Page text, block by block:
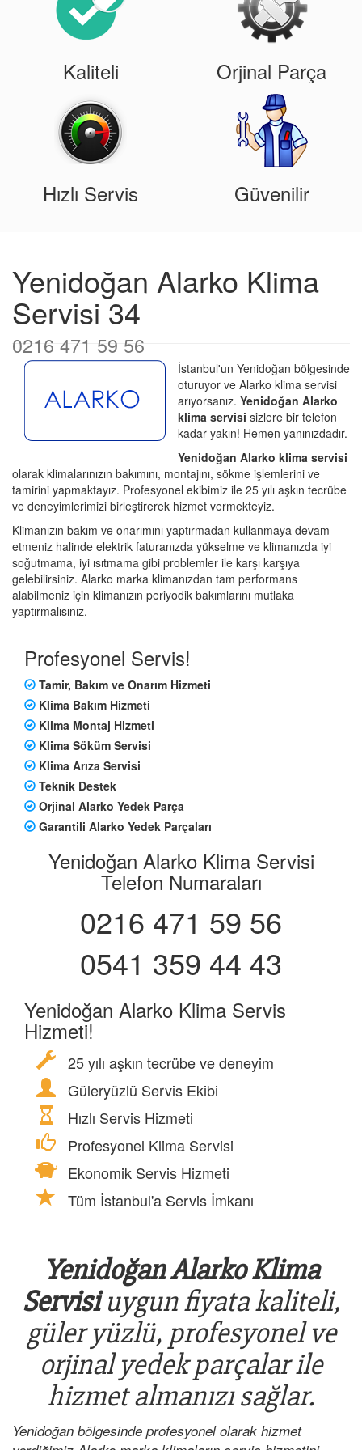
Kaliteli Orjinal Parça
Hızlı Servis Güvenilir
Yenidoğan Alarko Klima
Servisi 34
0216 471 59 56
İstanbul'un Yenidoğan bölgesinde
oturuyor ve Alarko klima servisi
arıyorsanız. Yenidoğan Alarko
klima servisi sizlere bir telefon
kadar yakın! Hemen yanınızdadır.
Yenidoğan Alarko klima servisi
olarak klimalarınızın bakımını, montajını, sökme işlemlerini ve
tamirini yapmaktayız. Profesyonel ekibimiz ile 25 yılı aşkın tecrübe
ve deneyimlerimizi birleştirerek hizmet vermekteyiz.
Klimanızın bakım ve onarımını yaptırmadan kullanmaya devam
etmeniz halinde elektrik faturanızda yükselme ve klimanızda iyi
soğutmama, iyi ısıtmama gibi problemler ile karşı karşıya
gelebilirsiniz. Alarko marka klimanızdan tam performans
alabilmeniz için klimanızın periyodik bakımlarını mutlaka
yaptırmalısınız.
Profesyonel Servis!
Tamir, Bakım ve Onarım Hizmeti
Klima Bakım Hizmeti
Klima Montaj Hizmeti
Klima Söküm Servisi
Klima Arıza Servisi
Teknik Destek
Orjinal Alarko Yedek Parça
Garantili Alarko Yedek Parçaları
Yenidoğan Alarko Klima Servisi
Telefon Numaraları
0216 471 59 56
0541 359 44 43
Yenidoğan Alarko Klima Servis
Hizmeti!
25 yılı aşkın tecrübe ve deneyim
Güleryüzlü Servis Ekibi
Hızlı Servis Hizmeti
Profesyonel Klima Servisi
Ekonomik Servis Hizmeti
Tüm İstanbul'a Servis İmkanı
Yenidoğan Alarko Klima
Servisiuygun fiyata kaliteli,
güler yüzlü, profesyonel ve
orjinal yedek parçalar ile
hizmet almanızı sağlar.
Yenidoğan bölgesinde profesyonel olarak hizmet